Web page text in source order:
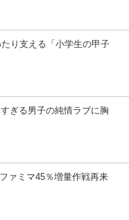
り支える「小学生の甲子
ぎる男子の純情ラブに胸
ァミマ45％増量作戦再来